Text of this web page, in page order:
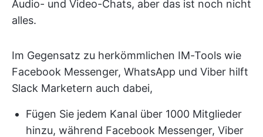
Audio- und Video-Chats, aber das ist noch nicht
alles.
Im Gegensatz zu herkömmlichen IM-Tools wie
Facebook Messenger, WhatsApp und Viber hilft
Slack Marketern auch dabei,
Fügen Sie jedem Kanal über 1000 Mitglieder
hinzu, während Facebook Messenger, Viber